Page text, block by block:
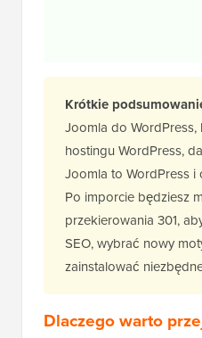
Krótkie
Joomla do
hostingu WordPress,
Joomla to WordPress
Po imporcie będziesz
przekierowania 301,
SEO, wybrać nowy
zainstalować
Dlaczego warto